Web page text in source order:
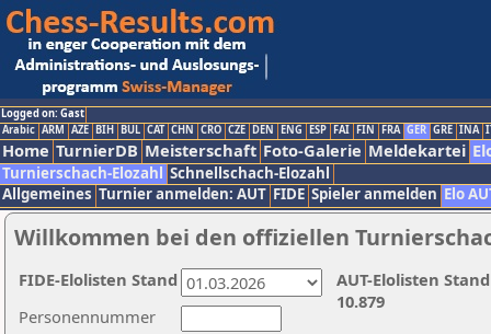
Logged on: Gast
Arabic ARM AZE BIH BUL CAT CHN CRO CZE DEN ENG ESP FAI FIN FRA GER GRE INA
Home TurnierDB Meisterschaft Foto-Galerie Meldekartei
Turnierschach-Elozahl Schnellschach-Elozahl
Allgemeines Turnier anmelden: AUT FIDE Spieler anmelden Elo
Willkommen bei den offiziellen
Personennummer
AUT-Elolisten
10.879
FIDE-Elolisten Stand